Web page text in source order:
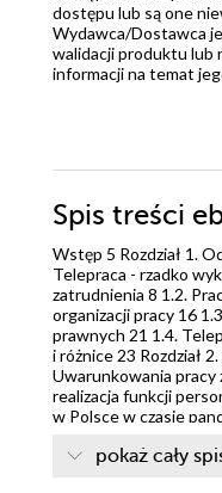
dostępu lub są one
Wydawca/Dostawca
walidacji produktu lub
informacji na temat
Spis treści
Wstęp 5 Rozdział 1.
Telepraca - rzadko
zatrudnienia 8 1.2.
organizacji pracy 16
prawnych 21 1.4.
i różnice 23 Rozdział
Uwarunkowania pracy
realizacja funkcji
w Polsce w czasie
badań własnych 59
pokaż cały